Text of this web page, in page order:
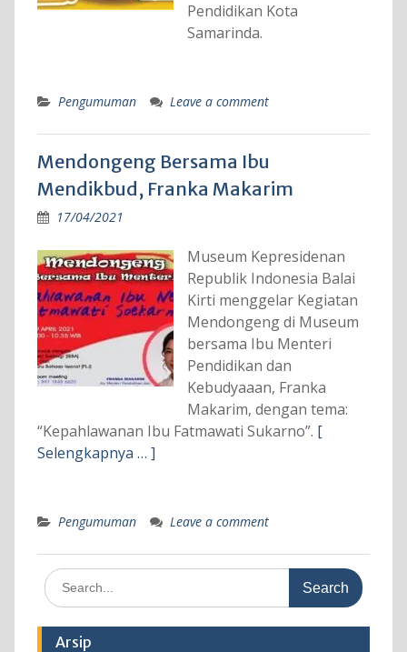
Pendidikan Kota
Samarinda.
Pengumuman Leave a comment
Mendongeng Bersama Ibu
Mendikbud, Franka Makarim
17/04/2021
Museum Kepresidenan
Republik Indonesia Balai
Kirti menggelar Kegiatan
Mendongeng di Museum
bersama Ibu Menteri
Pendidikan dan
Kebudyaaan, Franka
Makarim, dengan tema:
“Kepahlawanan Ibu Fatmawati Sukarno”. [
Selengkapnya … ]
Pengumuman Leave a comment
Search
for:
Arsip